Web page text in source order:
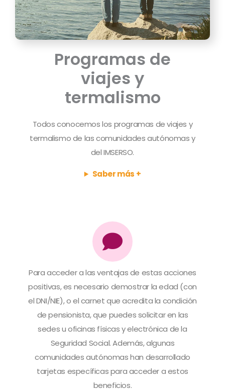
Programas de
viajes y
termalismo
Todos conocemos los programas de viajes y
termalismo de las comunidades autónomas y
del IMSERSO.
Saber más +
Para acceder a las ventajas de estas acciones
positivas, es necesario demostrar la edad (con
el DNI/NIE), o el carnet que acredita la condición
de pensionista, que puedes solicitar en las
sedes u oficinas físicas y electrónica de la
Seguridad Social. Además, algunas
comunidades autónomas han desarrollado
tarjetas específicas para acceder a estos
beneficios.